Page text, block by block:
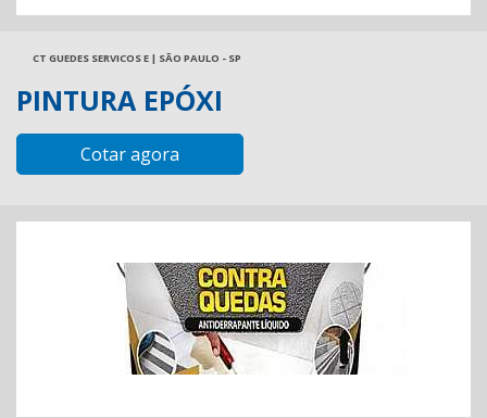
CT GUEDES SERVICOS E | SÃO PAULO - SP
PINTURA EPÓXI
Cotar agora